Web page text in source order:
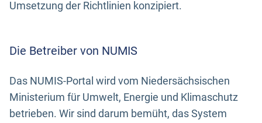
Umsetzung der Richtlinien konzipiert.
Die Betreiber von NUMIS
Das NUMIS-Portal wird vom Niedersächsischen
Ministerium für Umwelt, Energie und Klimaschutz
betrieben. Wir sind darum bemüht, das System